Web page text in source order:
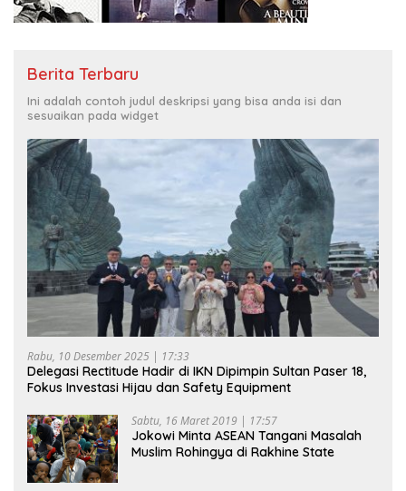
Berita Terbaru
Ini adalah contoh judul deskripsi yang bisa anda isi dan
sesuaikan pada widget
Rabu, 10 Desember 2025 | 17:33
Delegasi Rectitude Hadir di IKN Dipimpin Sultan Paser 18,
Fokus Investasi Hijau dan Safety Equipment
Sabtu, 16 Maret 2019 | 17:57
Jokowi Minta ASEAN Tangani Masalah
Muslim Rohingya di Rakhine State